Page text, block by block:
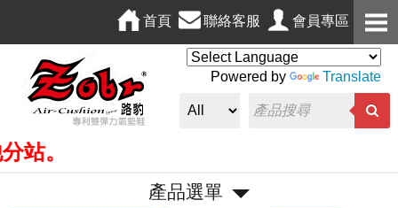
會員專區
聯絡客服
首頁
Powered by Translate
產品選單